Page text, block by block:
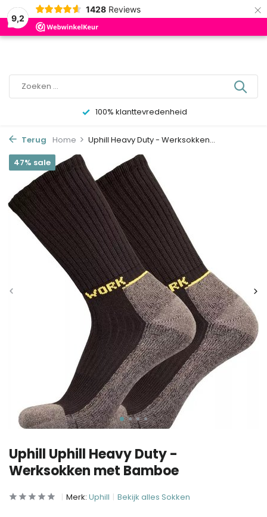
9,2
1428 Reviews ×
0
100% klanttevredenheid
Terug Home Uphill Heavy Duty - Werksokken...
Uphill Uphill Heavy Duty -
Werksokken met Bamboe
47% sale
Merk: Uphill Bekijk alles Sokken